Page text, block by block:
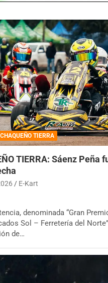
CHAQUEÑO TIERRA
TIERRA: Sáenz Peña
E-Kart
denominada “Gran
Sol – Ferretería del
de…